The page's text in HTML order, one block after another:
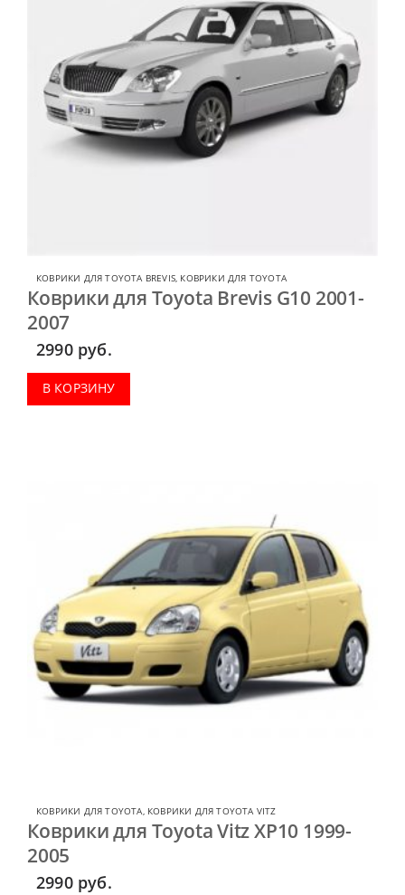
КОВРИКИ ДЛЯ TOYOTA BREVIS, КОВРИКИ ДЛЯ TOYOTA
Коврики для Toyota Brevis G10 2001-
2007
2990 руб.
В КОРЗИНУ
КОВРИКИ ДЛЯ TOYOTA, КОВРИКИ ДЛЯ TOYOTA VITZ
Коврики для Toyota Vitz XP10 1999-
2005
2990 руб.